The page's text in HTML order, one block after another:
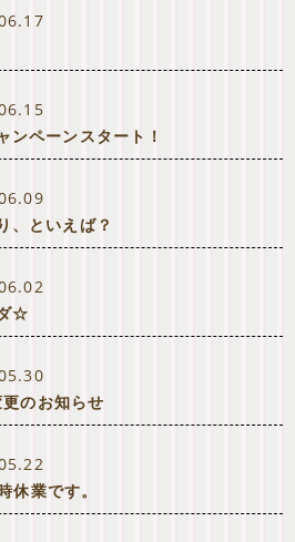
ンペーンスタート！
、といえば？
☆
のお知らせ
業です。